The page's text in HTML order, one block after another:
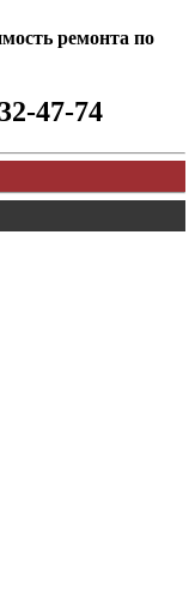
ремонта по
47-74